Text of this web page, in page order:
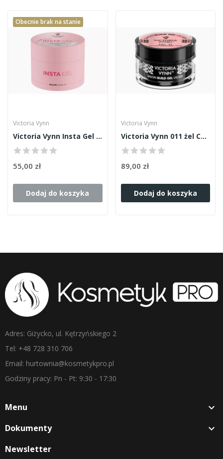
Obecnie brak na stanie
Victoria Vynn
Victoria Vynn Insta Gel Glow Up 09 40ml
55,00 zł
Dodaj do koszyka
Victoria Vynn
Victoria Vynn 011 żel Cover Powdery Pink 50ml
89,00 zł
Dodaj do koszyka
Adres: Giżycko, ul. Kętrzyńskiego 2
Tel: +48 728 310 706
Email: hurtownia@kosmetykpro.pl
Godziny pracy: Pn - Pt: 9:30 - 17:30
Menu 
Dokumenty 
Newsletter